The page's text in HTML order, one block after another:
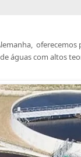
oferecemos
águas com altos